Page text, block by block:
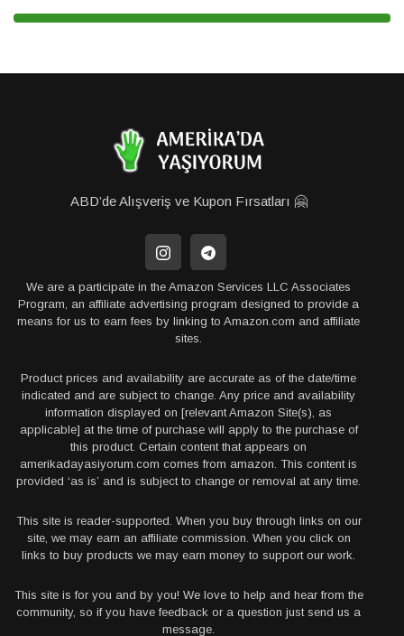
ABD’de Alışveriş ve Kupon Fırsatları 🤗
We are a participate in the Amazon Services LLC Associates
Program, an affiliate advertising program designed to provide a
means for us to earn fees by linking to Amazon.com and affiliate
sites.
Product prices and availability are accurate as of the date/time
indicated and are subject to change. Any price and availability
information displayed on [relevant Amazon Site(s), as
applicable] at the time of purchase will apply to the purchase of
this product. Certain content that appears on
amerikadayasiyorum.com comes from amazon. This content is
provided ‘as is’ and is subject to change or removal at any time.
This site is reader-supported. When you buy through links on our
site, we may earn an affiliate commission. When you click on
links to buy products we may earn money to support our work.
This site is for you and by you! We love to help and hear from the
community, so if you have feedback or a question just send us a
message.